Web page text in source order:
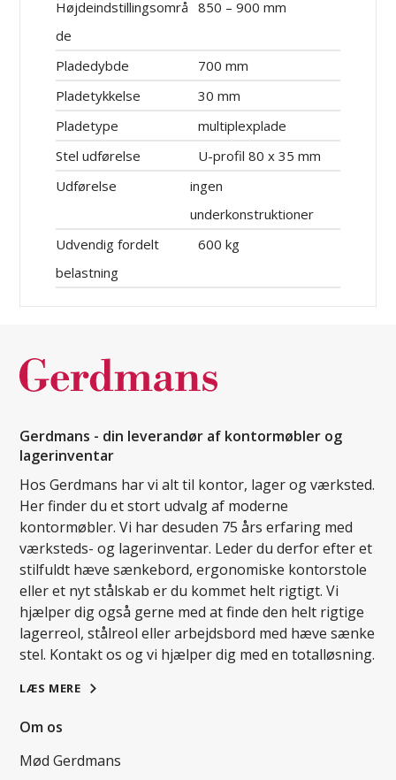
Højdeindstillingsområ
de
850 – 900 mm
Pladedybde
700 mm
Pladetykkelse
30 mm
Pladetype
multiplexplade
Stel udførelse
U-profil 80 x 35 mm
Udførelse
ingen
underkonstruktioner
Udvendig fordelt
belastning
600 kg
Gerdmans - din leverandør af kontormøbler og
lagerinventar
Hos Gerdmans har vi alt til kontor, lager og værksted.
Her finder du et stort udvalg af moderne
kontormøbler. Vi har desuden 75 års erfaring med
værksteds- og lagerinventar. Leder du derfor efter et
stilfuldt hæve sænkebord, ergonomiske kontorstole
eller et nyt stålskab er du kommet helt rigtigt. Vi
hjælper dig også gerne med at finde den helt rigtige
lagerreol, stålreol eller arbejdsbord med hæve sænke
stel. Kontakt os og vi hjælper dig med en totalløsning.
LÆS MERE
Om os
Mød Gerdmans